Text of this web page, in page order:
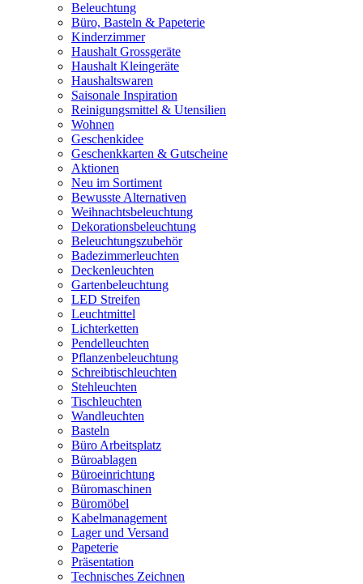
Beleuchtung
Büro, Basteln & Papeterie
Kinderzimmer
Haushalt Grossgeräte
Haushalt Kleingeräte
Haushaltswaren
Saisonale Inspiration
Reinigungsmittel & Utensilien
Wohnen
Geschenkidee
Geschenkkarten & Gutscheine
Aktionen
Neu im Sortiment
Bewusste Alternativen
Weihnachtsbeleuchtung
Dekorationsbeleuchtung
Beleuchtungszubehör
Badezimmerleuchten
Deckenleuchten
Gartenbeleuchtung
LED Streifen
Leuchtmittel
Lichterketten
Pendelleuchten
Pflanzenbeleuchtung
Schreibtischleuchten
Stehleuchten
Tischleuchten
Wandleuchten
Basteln
Büro Arbeitsplatz
Büroablagen
Büroeinrichtung
Büromaschinen
Büromöbel
Kabelmanagement
Lager und Versand
Papeterie
Präsentation
Technisches Zeichnen